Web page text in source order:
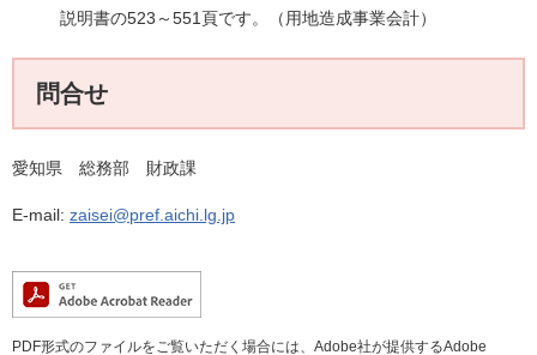
説明書の523～551頁です。（用地造成事業会計）
問合せ
愛知県 総務部 財政課
E-mail: zaisei@pref.aichi.lg.jp
PDF形式のファイルをご覧いただく場合には、Adobe社が提供するAdobe